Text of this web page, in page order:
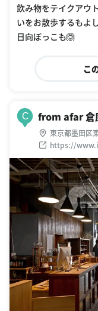
飲み物をテイクアウ
いをお散歩するもよ
日向ぼっこも🙆
こ
C from afar 倉
東京都墨田区
https://
16